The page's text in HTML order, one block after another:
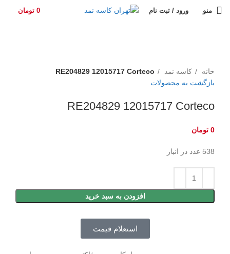
منو ورود / ثبت نام 0 تومان
خانه
کاسه نمد
RE204829 12015717 Corteco
بازگشت به محصولات
RE204829 12015717 Corteco
0 تومان
538 عدد در انبار
افزودن به سبد خرید
استعلام قیمت